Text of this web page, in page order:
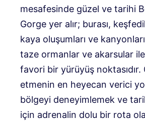
mesafesinde güzel ve tarihi
Gorge yer alır; burası,
kaya oluşumları ve
taze ormanlar ve akarsular
favori bir yürüyüş
etmenin en heyecan verici
bölgeyi deneyimlemek ve
için adrenalin dolu bir rota